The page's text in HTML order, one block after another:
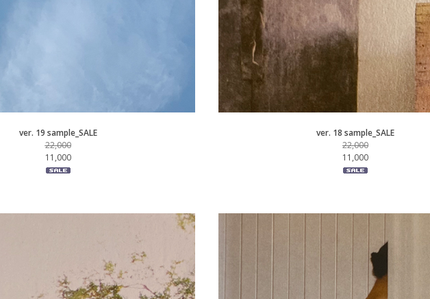
ver. 19 sample_SALE
22,000
11,000
ver. 18 sample_SALE
22,000
11,000